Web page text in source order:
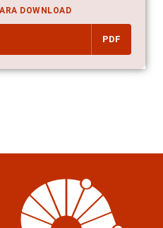
DOWNLOAD
PDF